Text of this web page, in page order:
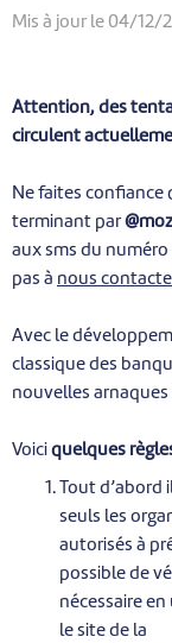
Mis à jour le 04/12/
Attention, des
circulent
Ne faites confiance
terminant par
aux sms du numéro
pas à nous
Avec le
classique des
nouvelles arnaques
Voici quelques
Tout d’abord
seuls les
autorisés à
possible de
nécessaire
le site de la